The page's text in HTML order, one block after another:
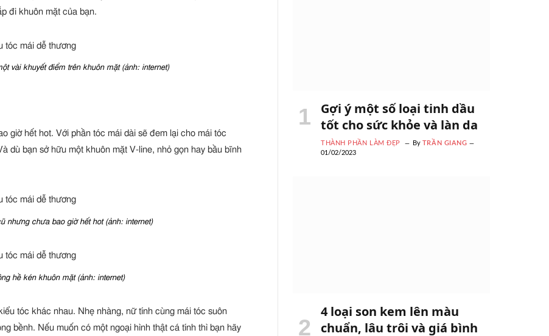
đi khuôn mặt của bạn.
vài khuyết điểm trên khuôn mặt (ảnh: internet)
giờ hết hot. Với phần tóc mái dài sẽ đem lại cho mái tóc
dù bạn sở hữu một khuôn mặt V-line, nhỏ gọn hay bầu bĩnh
nhưng chưa bao giờ hết hot (ảnh: internet)
hề kén khuôn mặt (ảnh: internet)
tóc khác nhau. Nhẹ nhàng, nữ tính cùng mái tóc suôn
bềnh. Nếu muốn có một ngoại hình thật cá tính thì bạn hãy
Gợi ý một số loại tinh dầu
tốt cho sức khỏe và làn da
THÀNH PHẦN LÀM ĐẸP By TRẦN GIANG
01/02/2023
4 loại son kem lên màu
chuẩn, lâu trôi và giá bình